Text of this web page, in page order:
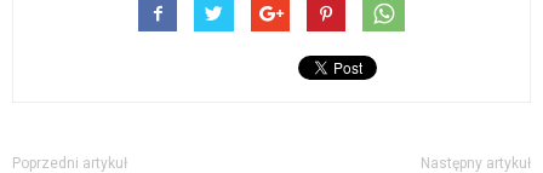
Poprzedni artykuł Następny artykuł